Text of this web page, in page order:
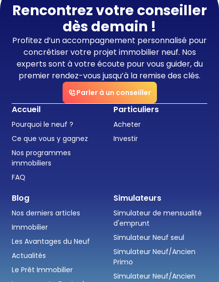
Rencontrez votre conseiller
dès demain !
Profitez d’un accompagnement personnalisé pour
concrétiser votre projet immobilier neuf. Nos
experts sont à votre écoute pour vous guider, du
premier rendez-vous jusqu’à la remise des clés.
Parler à un conseiller
Accueil
Pourquoi le neuf ?
Ce que vous y gagnez
Nos programmes
immobiliers
FAQ
Particuliers
Acheter
Investir
Blog
Nos derniers articles
Immobilier
Les Avantages du Neuf
Actualités
Le Prêt Immobilier
Simulateurs
Simulateur de mensualité
d'emprunt
Simulateur Neuf seul
Simulateur Neuf/Ancien
Primo
Simulateur Neuf/Ancien